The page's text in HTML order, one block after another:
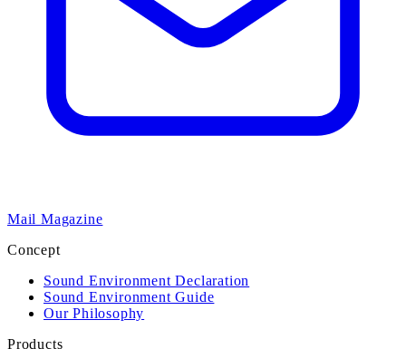
Mail Magazine
Concept
Sound Environment Declaration
Sound Environment Guide
Our Philosophy
Products